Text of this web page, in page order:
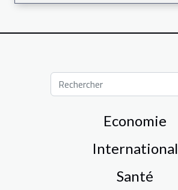
Economie
International
Santé